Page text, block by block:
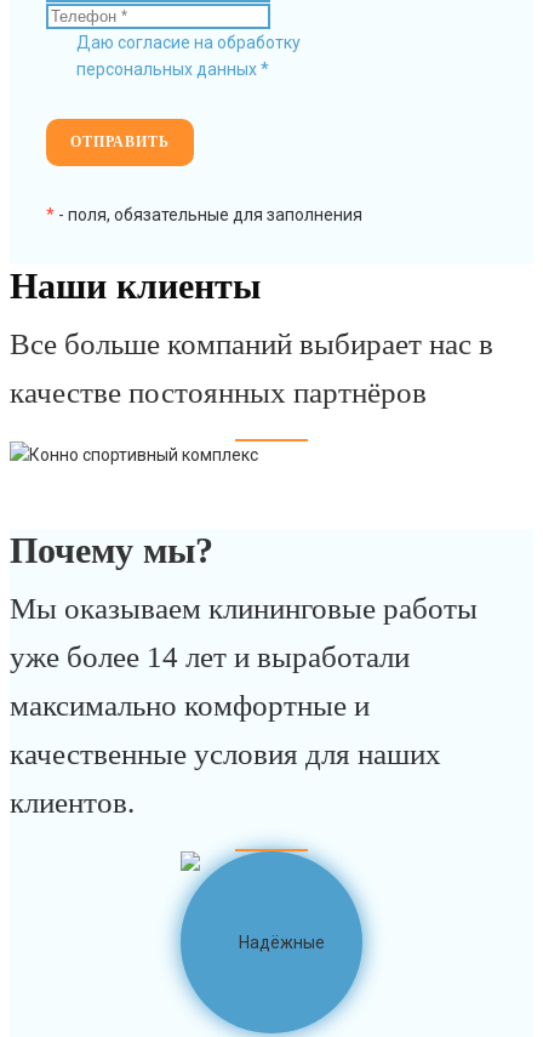
Даю согласие на обработку
персональных данных *
* - поля, обязательные для заполнения
Наши клиенты
Все больше компаний выбирает нас в
качестве постоянных партнёров
Почему мы?
Мы оказываем клининговые работы
уже более 14 лет и выработали
максимально комфортные и
качественные условия для наших
клиентов.